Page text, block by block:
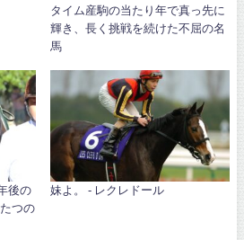
タイム産駒の当たり年で真っ先に
輝き、長く挑戦を続けた不屈の名
馬
後の
つの
妹よ。 - レクレドール